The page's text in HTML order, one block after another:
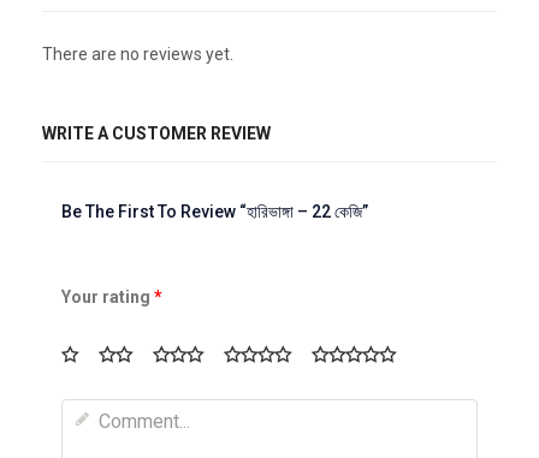
There are no reviews yet.
WRITE A CUSTOMER REVIEW
Be The First To Review “হারিভাঙ্গা – 22 কেজি”
Your rating *